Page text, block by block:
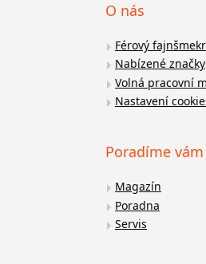
O nás
Férový
Nabízené značky
Volná pracovní
Nastavení
Poradíme vám
Magazín
Poradna
Servis